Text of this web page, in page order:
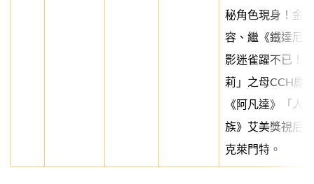
秘角色現身！金
容、繼《鐵達尼
影迷雀躍不已！
莉」之母CCH龐
《阿凡達》「人
族》艾美獎視后
克萊門特。